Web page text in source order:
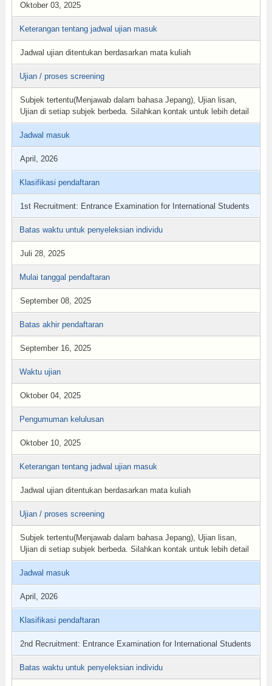
Oktober 03, 2025
Keterangan tentang jadwal ujian masuk
Jadwal ujian ditentukan berdasarkan mata kuliah
Ujian / proses screening
Subjek tertentu(Menjawab dalam bahasa Jepang), Ujian lisan,
Ujian di setiap subjek berbeda. Silahkan kontak untuk lebih detail
Jadwal masuk
April, 2026
Klasifikasi pendaftaran
1st Recruitment: Entrance Examination for International Students
Batas waktu untuk penyeleksian individu
Juli 28, 2025
Mulai tanggal pendaftaran
September 08, 2025
Batas akhir pendaftaran
September 16, 2025
Waktu ujian
Oktober 04, 2025
Pengumuman kelulusan
Oktober 10, 2025
Keterangan tentang jadwal ujian masuk
Jadwal ujian ditentukan berdasarkan mata kuliah
Ujian / proses screening
Subjek tertentu(Menjawab dalam bahasa Jepang), Ujian lisan,
Ujian di setiap subjek berbeda. Silahkan kontak untuk lebih detail
Jadwal masuk
April, 2026
Klasifikasi pendaftaran
2nd Recruitment: Entrance Examination for International Students
Batas waktu untuk penyeleksian individu